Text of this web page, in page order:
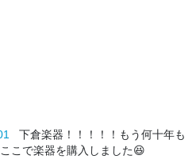
下倉楽器！！！！！もう何十年も
こで楽器を購入しました😆